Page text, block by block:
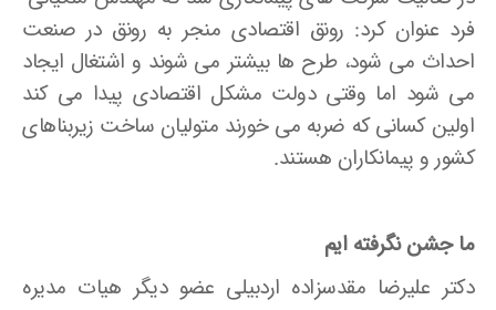
فرد عنوان کرد: رونق اقتصادی منجر به رونق در صنعت
احداث می­ شود، طرح­ ها بیشتر می­ شوند و اشتغال ایجاد
می ­شود اما وقتی دولت مشکل اقتصادی پیدا می­ کند
اولین کسانی که ضربه می­ خورند متولیان ساخت زیربناهای
کشور و پیمانکاران هستند.
ما جشن نگرفته ­ایم
دکتر علیرضا مقدس­زاده اردبیلی عضو دیگر هیات مدیره